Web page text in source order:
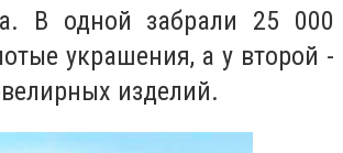
В одной забрали 25 000
украшения, а у второй -
изделий.